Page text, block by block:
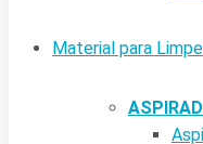
Material para